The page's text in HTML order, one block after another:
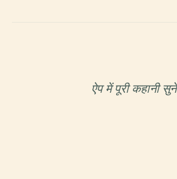
ऐप में पूरी कहानी सुनें